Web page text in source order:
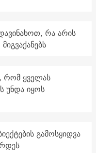
რა არის
რომ ყველას
უნდა იყოს
გამოსყიდვა